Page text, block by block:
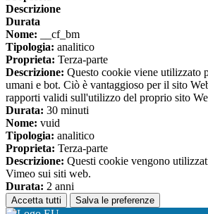
Descrizione
Durata
Nome: __cf_bm
Tipologia: analitico
Proprieta: Terza-parte
Descrizione: Questo cookie viene utilizzato
umani e bot. Ciò è vantaggioso per il sito
rapporti validi sull'utilizzo del proprio sito
Durata: 30 minuti
Nome: vuid
Tipologia: analitico
Proprieta: Terza-parte
Descrizione: Questi cookie vengono
Vimeo sui siti web.
Durata: 2 anni
Accetta tutti Salva le preferenze